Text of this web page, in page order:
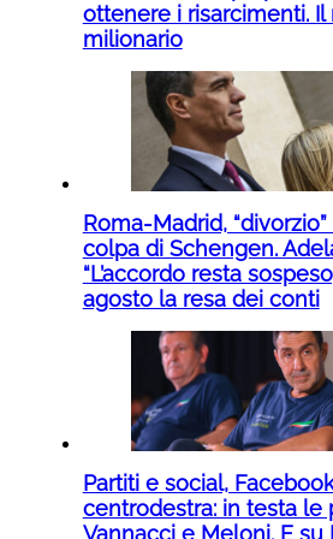
ottenere i risarcimenti.
milionario
Roma-Madrid, “divorzio”
colpa di Schengen.
“L’accordo resta
agosto la resa dei conti
Partiti e social,
centrodestra: in testa le
Vannacci e Meloni. E su